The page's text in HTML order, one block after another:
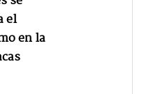
el
en la